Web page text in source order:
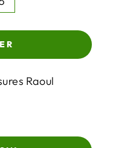
Raoul